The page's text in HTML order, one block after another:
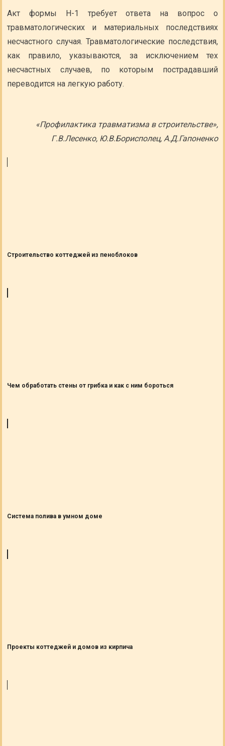
Акт формы Н-1 требует ответа на вопрос о
травматологических и материальных последствиях
несчастного случая. Травматологические последствия,
как правило, указываются, за исключением тех
несчастных случаев, по которым пострадавший
переводится на легкую работу.
«Профилактика травматизма в строительстве»,
Г.В.Лесенко, Ю.В.Борисполец, А.Д.Гапоненко
Строительство коттеджей из пеноблоков
Чем обработать стены от грибка и как с ним бороться
Система полива в умном доме
Проекты коттеджей и домов из кирпича